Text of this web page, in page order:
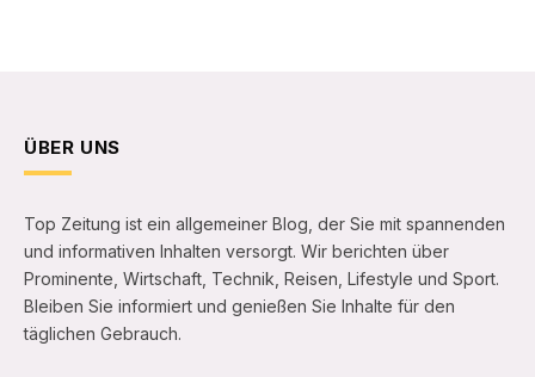
ÜBER UNS
Top Zeitung ist ein allgemeiner Blog, der Sie mit spannenden
und informativen Inhalten versorgt. Wir berichten über
Prominente, Wirtschaft, Technik, Reisen, Lifestyle und Sport.
Bleiben Sie informiert und genießen Sie Inhalte für den
täglichen Gebrauch.